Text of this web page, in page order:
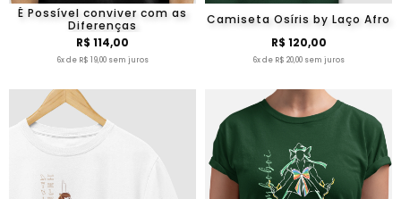
É Possível conviver com as
Diferenças
R$ 114,00
6x de R$ 19,00 sem juros
Camiseta Osíris by Laço Afro
R$ 120,00
6x de R$ 20,00 sem juros